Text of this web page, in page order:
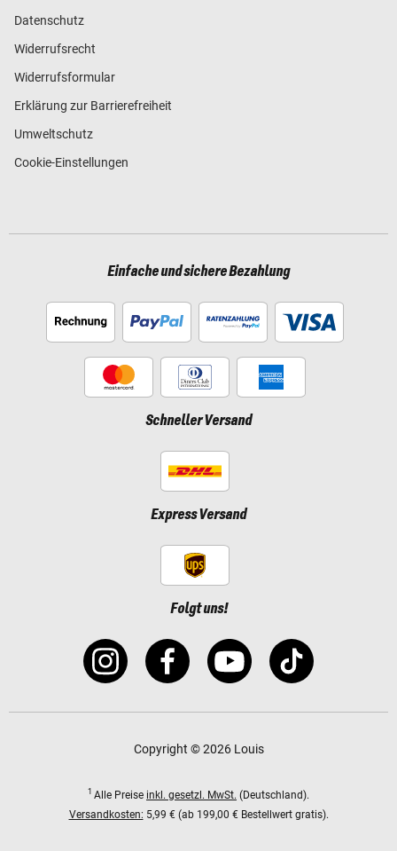
Datenschutz
Widerrufsrecht
Widerrufsformular
Erklärung zur Barrierefreiheit
Umweltschutz
Cookie-Einstellungen
Einfache und sichere Bezahlung
Schneller Versand
Express Versand
Folgt uns!
Copyright © 2026 Louis
1 Alle Preise inkl. gesetzl. MwSt. (Deutschland).
Versandkosten: 5,99 € (ab 199,00 € Bestellwert gratis).